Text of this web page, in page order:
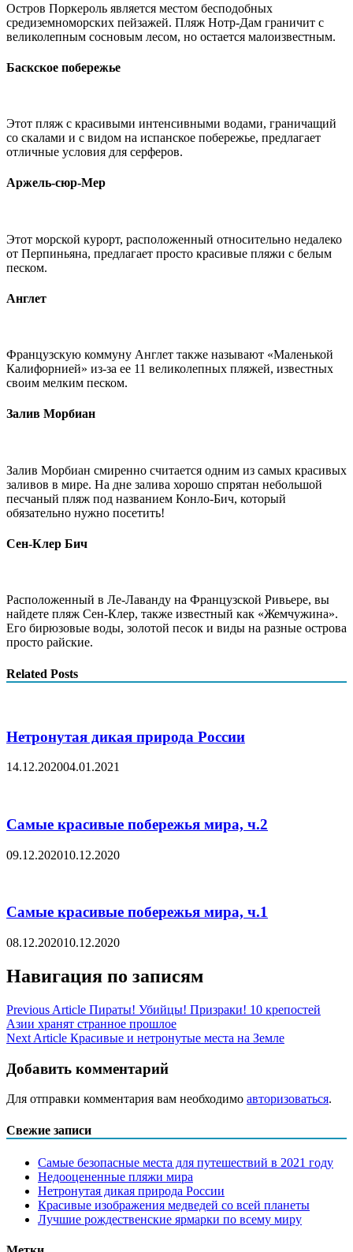
Остров Поркероль является местом бесподобных
средиземноморских пейзажей. Пляж Нотр-Дам граничит с
великолепным сосновым лесом, но остается малоизвестным.
Баскское побережье
Этот пляж с красивыми интенсивными водами, граничащий
со скалами и с видом на испанское побережье, предлагает
отличные условия для серферов.
Аржель-сюр-Мер
Этот морской курорт, расположенный относительно недалеко
от Перпиньяна, предлагает просто красивые пляжи с белым
песком.
Англет
Французскую коммуну Англет также называют «Маленькой
Калифорнией» из-за ее 11 великолепных пляжей, известных
своим мелким песком.
Залив Морбиан
Залив Морбиан смиренно считается одним из самых красивых
заливов в мире. На дне залива хорошо спрятан небольшой
песчаный пляж под названием Конло-Бич, который
обязательно нужно посетить!
Сен-Клер Бич
Расположенный в Ле-Лаванду на Французской Ривьере, вы
найдете пляж Сен-Клер, также известный как «Жемчужина».
Его бирюзовые воды, золотой песок и виды на разные острова
просто райские.
Related Posts
Нетронутая дикая природа России
14.12.202004.01.2021
Самые красивые побережья мира, ч.2
09.12.202010.12.2020
Самые красивые побережья мира, ч.1
08.12.202010.12.2020
Навигация по записям
Previous Article Пираты! Убийцы! Призраки! 10 крепостей
Азии хранят странное прошлое
Next Article Красивые и нетронутые места на Земле
Добавить комментарий
Для отправки комментария вам необходимо авторизоваться.
Свежие записи
Самые безопасные места для путешествий в 2021 году
Недооцененные пляжи мира
Нетронутая дикая природа России
Красивые изображения медведей со всей планеты
Лучшие рождественские ярмарки по всему миру